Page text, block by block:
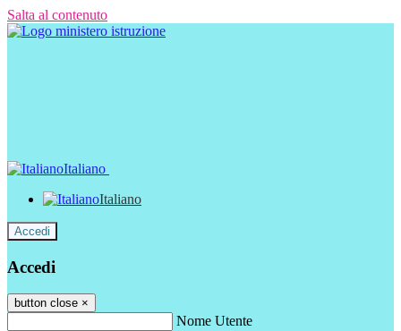
Salta al contenuto
Italiano
Italiano
Accedi
Accedi
button close ×
Nome Utente